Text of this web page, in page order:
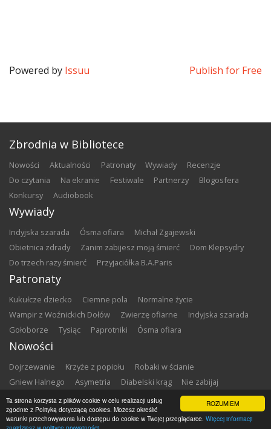
ROZUMIEM
Ta strona korzysta z plików cookie w celu realizacji usług
zgodnie z Polityką dotyczącą cookies. Możesz określić
warunki przechowywania lub dostępu do cookie w Twojej przeglądarce. Więcej informacji
Powered by Issuu Publish for Free
Zbrodnia w Bibliotece
nowości aktualności patronaty wywiady
recenzje
do czytania
na ekranie festiwale partnerzy
blogosfera
konkursy
audiobook
Wywiady
Indyjska szarada Ósma ofiara
Michał Zgajewski
Obietnica zdrady
Zanim zabijesz moją śmierć
Dom Klepsydry
Do trzech razy śmierć
Przyjaciółka B.A.Paris
Patronaty
Kukułcze dziecko Ciemne pola
Normalne życie
Wampir z Woźnickich Dołów
Zwierzę ofiarne
Indyjska szarada
Gołoborze
Tysiąc Paprotniki Ósma ofiara
Nowości
Dojrzewanie Krzyże z popiołu
Robaki w ścianie
Gniew Halnego
Asymetria Diabelski krąg
Nie zabijaj
Dowody zbrodni
Zemsta Matki chrzestne
Copyright ©2026Zbrodnia w Bibliotece